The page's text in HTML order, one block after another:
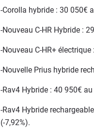
-Corolla hybride : 30 050€
-Nouveau C-HR Hybride :
-Nouveau C-HR+
-Nouvelle Prius hybride
-Rav4 Hybride : 40 950€
-Rav4 Hybride
(-7,92%).